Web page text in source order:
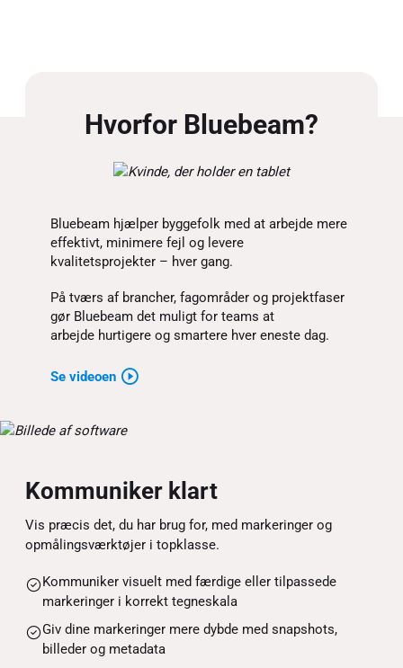
Hvorfor Bluebeam?
Bluebeam hjælper byggefolk med at arbejde mere
effektivt, minimere fejl og levere
kvalitetsprojekter – hver gang.
På tværs af brancher, fagområder og projektfaser
gør Bluebeam det muligt for teams at
arbejde hurtigere og smartere hver eneste dag.
Se videoen
Kommuniker klart
Vis præcis det, du har brug for, med markeringer og
opmålingsværktøjer i topklasse.
Kommuniker visuelt med færdige eller tilpassede
markeringer i korrekt tegneskala
Giv dine markeringer mere dybde med snapshots,
billeder og metadata